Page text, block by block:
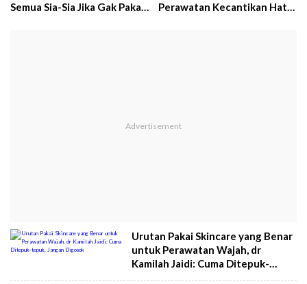
Semua Sia-Sia Jika Gak Pakai
Perawatan Kecantikan Hati-
Urutan Pakai Skincare yang Benar
untuk Perawatan Wajah, dr
Kamilah Jaidi: Cuma Ditepuk-
tepuk, Jangan Digosok